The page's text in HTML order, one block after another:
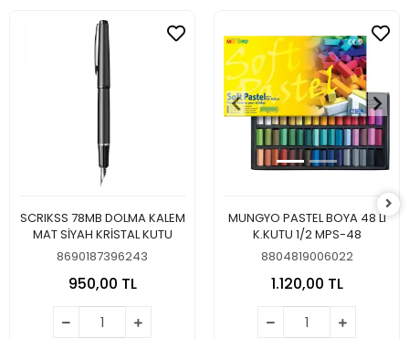
SCRIKSS 78MB DOLMA KALEM
MAT SİYAH KRİSTAL KUTU
8690187396243
950,00 TL
MUNGYO PASTEL BOYA 48 LI
K.KUTU 1/2 MPS-48
8804819006022
1.120,00 TL